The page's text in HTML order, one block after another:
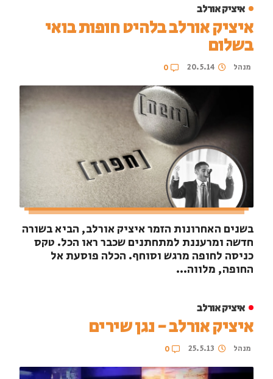
איציק אורלב
איציק אורלב בלהיט חופות בואי
בשלום
מנהל 20.5.14
0
בשנים האחרונות הזמר איציק אורלב, הביא בשורה
חדשה ומרעננת למתחתנים שכבר ראו הכל. טקס
כניסה לחופה מרגש וסוחף. הכלה פוסעת אל
החופה, מלווה...
איציק אורלב
איציק אורלב - נגן שירים
מנהל 25.5.13
0